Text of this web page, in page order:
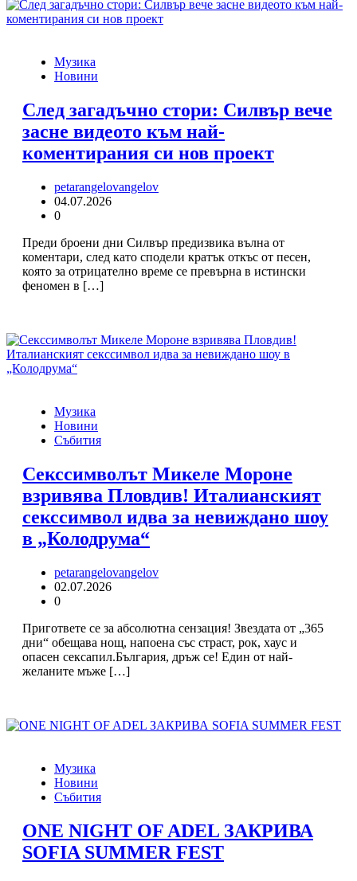
Музика
Новини
След загадъчно стори: Силвър вече
засне видеото към най-
коментирания си нов проект
petarangelovangelov
04.07.2026
0
Преди броени дни Силвър предизвика вълна от
коментари, след като сподели кратък откъс от песен,
която за отрицателно време се превърна в истински
феномен в […]
Музика
Новини
Събития
Секссимволът Микеле Мороне
взривява Пловдив! Италианският
секссимвол идва за невиждано шоу
в „Колодрума“
petarangelovangelov
02.07.2026
0
Пригответе се за абсолютна сензация! Звездата от „365
дни“ обещава нощ, напоена със страст, рок, хаус и
опасен сексапил.България, дръж се! Един от най-
желаните мъже […]
Музика
Новини
Събития
ONE NIGHT OF ADEL ЗАКРИВА
SOFIA SUMMER FEST